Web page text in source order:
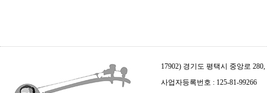
17902) 경기도 평택시 중앙로
사업자등록번호 : 125-81-99266